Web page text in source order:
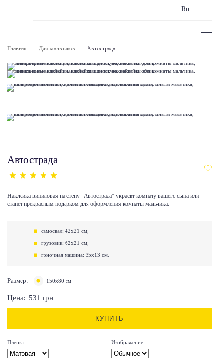
Ru
Главная Для мальчиков Автострада
Автострада
Наклейка виниловая на стену "Автострада" украсит комнату вашего сына или
станет прекрасным подарком для оформления комнаты мальчика.
самосвал: 42х21 см;
грузовик: 62х21 см;
гоночная машина: 35х13 см.
Размер: 150х80 см
Цена: 531 грн
КУПИТЬ
Пленка Изображение